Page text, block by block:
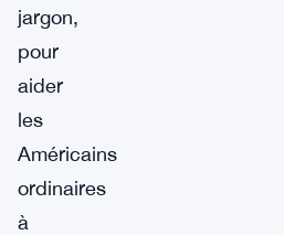
jargon,
pour
aider
les
Américains
ordinaires
à